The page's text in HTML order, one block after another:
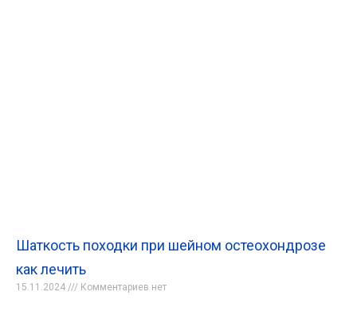
Шаткость походки при шейном остеохондрозе
как лечить
15.11.2024 Комментариев нет